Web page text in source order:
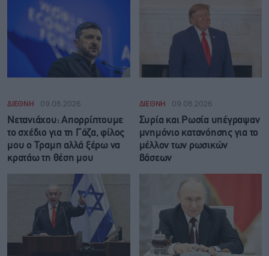
ΔΙΕΘΝΗ 09.08.2026
Νετανιάχου: Απορρίπτουμε
το σχέδιο για τη Γάζα, φίλος
μου ο Τραμπ αλλά ξέρω να
κρατάω τη θέση μου
ΔΙΕΘΝΗ 09.08.2026
Συρία και Ρωσία υπέγραψαν
μνημόνιο κατανόησης για το
μέλλον των ρωσικών
βάσεων